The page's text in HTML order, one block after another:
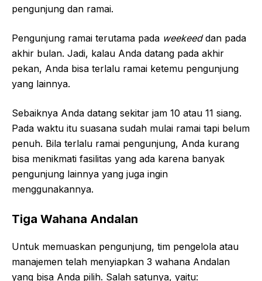
pengunjung dan ramai.
Pengunjung ramai terutama pada weekeeddan pada
akhir bulan. Jadi, kalau Anda datang pada akhir
pekan, Anda bisa terlalu ramai ketemu pengunjung
yang lainnya.
Sebaiknya Anda datang sekitar jam 10 atau 11 siang.
Pada waktu itu suasana sudah mulai ramai tapi belum
penuh. Bila terlalu ramai pengunjung, Anda kurang
bisa menikmati fasilitas yang ada karena banyak
pengunjung lainnya yang juga ingin
menggunakannya.
Tiga Wahana Andalan
Untuk memuaskan pengunjung, tim pengelola atau
manajemen telah menyiapkan 3 wahana Andalan
yang bisa Anda pilih. Salah satunya, yaitu: